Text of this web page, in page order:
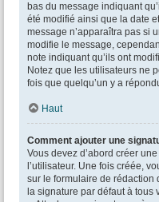
bas du message indiquant
été modifié ainsi que la date
message n’apparaîtra pas si
modifie le message,
note indiquant qu’ils ont
Notez que les utilisateurs ne
fois que quelqu’un y a
Haut
Comment ajouter une
Vous devez d’abord créer
l’utilisateur. Une fois créée,
sur le formulaire de rédaction
la signature par défaut à tous